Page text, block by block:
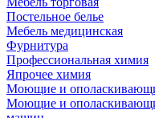
Постельное белье
Мебель медицинская
Фурнитура
Профессиональная химия
Япрочее химия
Моющие и
Моющие и